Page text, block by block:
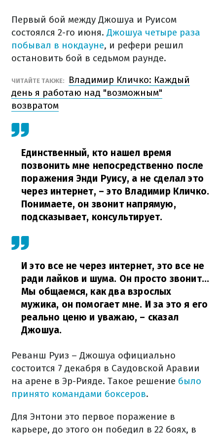
Первый бой между Джошуа и Руисом
состоялся 2-го июня. Джошуа четыре раза
побывал в нокдауне, и рефери решил
остановить бой в седьмом раунде.
ЧИТАЙТЕ ТАКЖЕ:
Владимир Кличко: Каждый
день я работаю над "возможным"
возвратом
Единственный, кто нашел время
позвонить мне непосредственно после
поражения Энди Руису, а не сделал это
через интернет, – это Владимир Кличко.
Понимаете, он звонит напрямую,
подсказывает, консультирует.
И это все не через интернет, это все не
ради лайков и шума. Он просто звонит...
Мы общаемся, как два взрослых
мужика, он помогает мне. И за это я его
реально ценю и уважаю, – сказал
Джошуа.
Реванш Руиз – Джошуа официально
состоится 7 декабря в Саудовской Аравии
на арене в Эр-Рияде. Такое решение было
принято командами боксеров.
Для Энтони это первое поражение в
карьере, до этого он победил в 22 боях, в